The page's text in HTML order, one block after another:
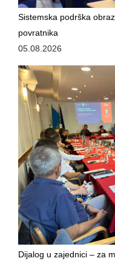
Sistemska podrška
povratnika
05.08.2026
Dijalog u zajednici – za
JAVNE NABAVKE
STRATEŠKI